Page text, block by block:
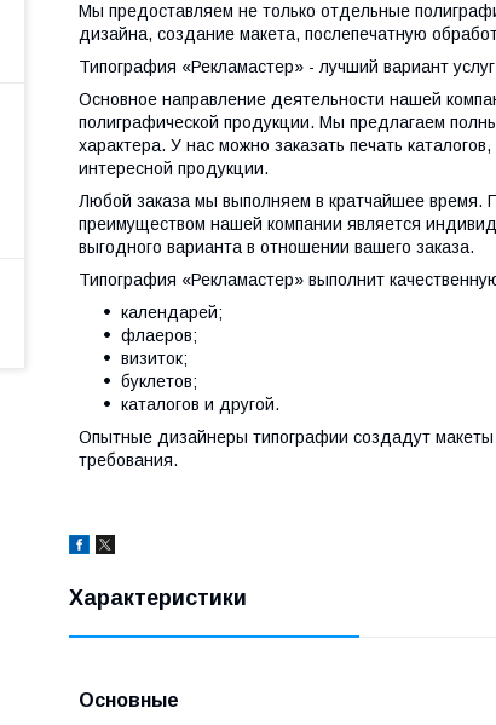
Мы предоставляем не только отдельные
дизайна, создание макета, послепечатную
Типография «Рекламастер» - лучший вариант услуг
Основное направление деятельности нашей
полиграфической продукции. Мы предлагаем
характера. У нас можно заказать печать
интересной продукции.
Любой заказа мы выполняем в кратчайшее время.
преимуществом нашей компании является
выгодного варианта в отношении вашего заказа.
Типография «Рекламастер» выполнит
календарей;
флаеров;
визиток;
буклетов;
каталогов и другой.
Опытные дизайнеры типографии создадут
требования.
Характеристики
Основные